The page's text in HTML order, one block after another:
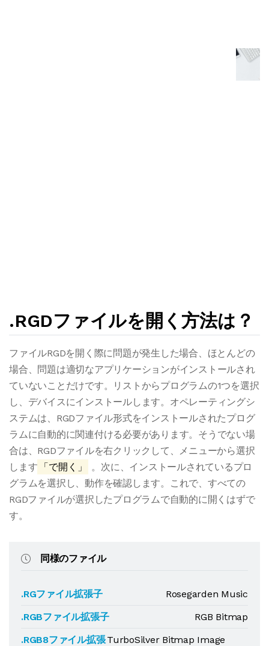
.RGDファイルを開く方法は？
ファイルRGDを開く際に問題が発生した場合、ほとんどの
場合、問題は適切なアプリケーションがインストールされ
ていないことだけです。リストからプログラムの1つを選択
し、デバイスにインストールします。オペレーティングシ
ステムは、RGDファイル形式をインストールされたプログ
ラムに自動的に関連付ける必要があります。そうでない場
合は、RGDファイルを右クリックして、メニューから選択
します
「で開く」
。次に、インストールされているプロ
グラムを選択し、動作を確認します。これで、すべての
RGDファイルが選択したプログラムで自動的に開くはずで
す。
同様のファイル
.RGファイル拡張子
Rosegarden Music
.RGBファイル拡張子
RGB Bitmap
.RGB8ファイル拡張TurboSilver Bitmap Image